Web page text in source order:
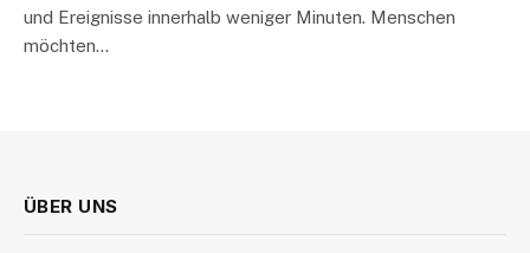
und Ereignisse innerhalb weniger Minuten. Menschen
möchten…
ÜBER UNS